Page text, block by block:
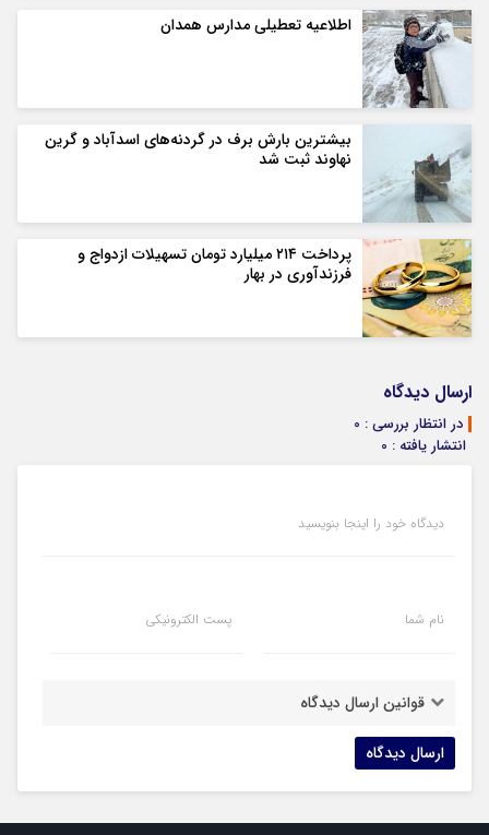
اطلاعیه تعطیلی مدارس همدان
بیشترین بارش برف در گردنه‌های اسدآباد و گرین
نهاوند ثبت شد
پرداخت ۲۱۴ میلیارد تومان تسهیلات ازدواج و
فرزندآوری در بهار
ارسال دیدگاه
در انتظار بررسی : 0
انتشار یافته : 0
دیدگاه خود را اینجا بنویسید
نام شما پست الکترونیکی
قوانین ارسال دیدگاه